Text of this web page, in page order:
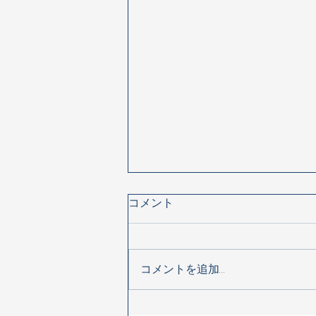
オープンスクール
コメント
コメントを追加…